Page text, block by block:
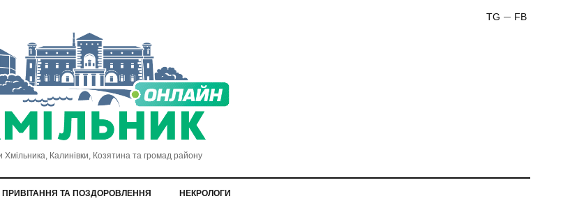
FB
TG
Хмільника, Калинівки, Козятина та громад району
ПРИВІТАННЯ ТА ПОЗДОРОВЛЕННЯ НЕКРОЛОГИ